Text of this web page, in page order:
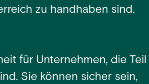
zu handhaben sind.
für Unternehmen, die Teil
Sie können sicher sein,